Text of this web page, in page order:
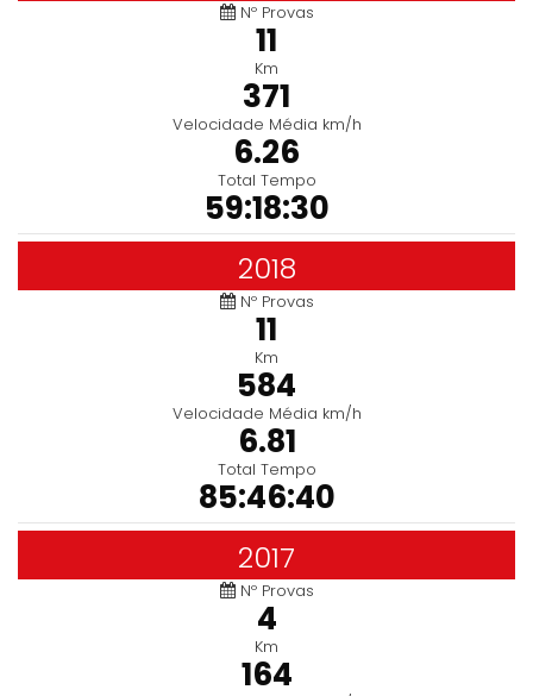
Nº Provas
11
Km
371
Velocidade Média km/h
6.26
Total Tempo
59:18:30
2018
Nº Provas
11
Km
584
Velocidade Média km/h
6.81
Total Tempo
85:46:40
2017
Nº Provas
4
Km
164